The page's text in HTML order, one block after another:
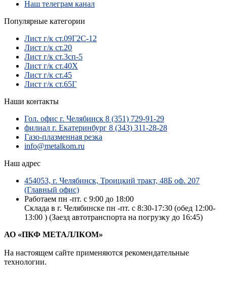
Наш телеграм канал
Популярные категории
Лист г/к ст.09Г2С-12
Лист г/к ст.20
Лист г/к ст.3сп-5
Лист г/к ст.40Х
Лист г/к ст.45
Лист г/к ст.65Г
Наши контакты
Гол. офис г. Челябинск 8 (351) 729-91-29
филиал г. Екатеринбург 8 (343) 311-28-28
Газо-плазменная резка
info@metalkom.ru
Наш адрес
454053, г. Челябинск, Троицкий тракт, 48Б оф. 207
(Главный офис)
Работаем пн -пт. с 9:00 до 18:00
Склада в г. Челябинске пн -пт. с 8:30-17:30 (обед 12:00-
13:00 ) (Заезд автотранспорта на погрузку до 16:45)
АО «ПКФ МЕТАЛЛКОМ»
На настоящем сайте применяются рекомендательные
технологии.